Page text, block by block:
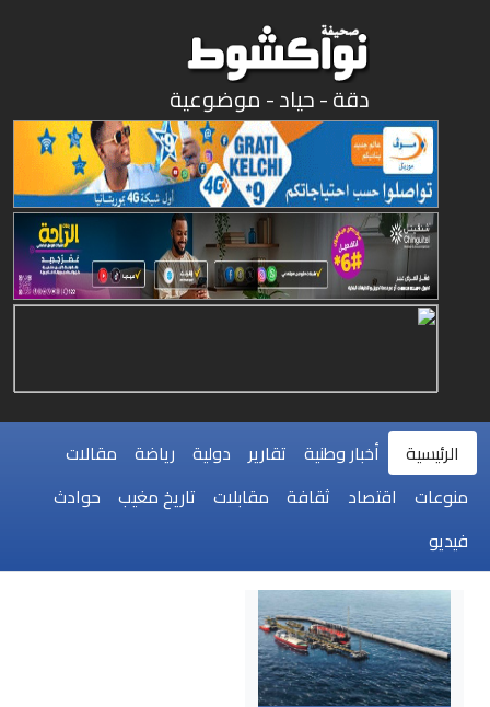
دقة - حياد - موضوعية
الرئيسية أخبار وطنية تقارير دولية رياضة مقالات
اقتصاد ثقافة مقابلات تاريخ مغيب حوادث